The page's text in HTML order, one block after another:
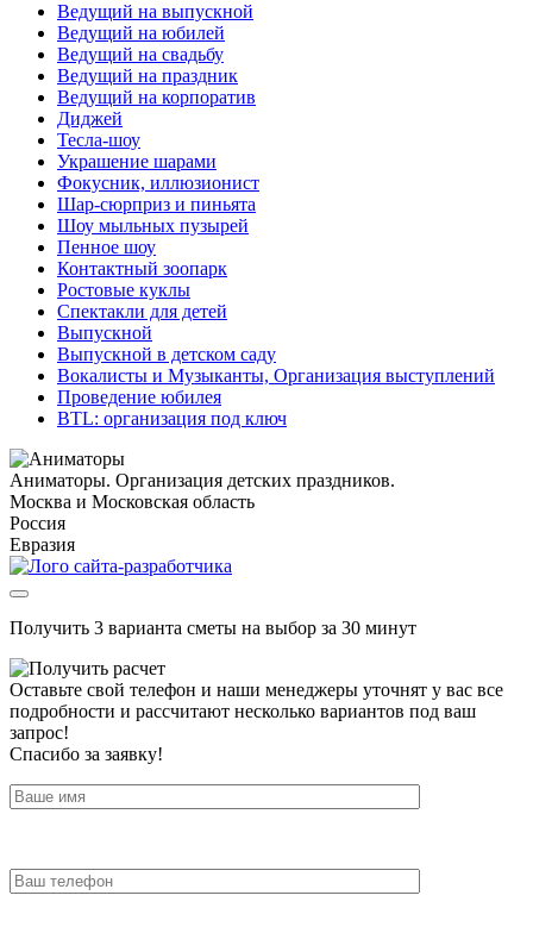
Ведущий на выпускной
Ведущий на юбилей
Ведущий на свадьбу
Ведущий на праздник
Ведущий на корпоратив
Диджей
Тесла-шоу
Украшение шарами
Фокусник, иллюзионист
Шар-сюрприз и пиньята
Шоу мыльных пузырей
Пенное шоу
Контактный зоопарк
Ростовые куклы
Спектакли для детей
Выпускной
Выпускной в детском саду
Вокалисты и Музыканты, Организация выступлений
Проведение юбилея
BTL: организация под ключ
Аниматоры. Организация детских праздников.
Москва и Московская область
Россия
Евразия
Получить 3 варианта сметы на выбор за 30 минут
Оставьте свой телефон и наши менеджеры уточнят у вас все
подробности и рассчитают несколько вариантов под ваш
запрос!
Спасибо за заявку!